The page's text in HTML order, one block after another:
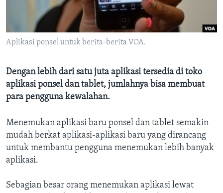
Aplikasi ponsel untuk berita-berita VOA.
Dengan lebih dari satu juta aplikasi tersedia di toko
aplikasi ponsel dan tablet, jumlahnya bisa membuat
para pengguna kewalahan.
Menemukan aplikasi baru ponsel dan tablet semakin
mudah berkat aplikasi-aplikasi baru yang dirancang
untuk membantu pengguna menemukan lebih banyak
aplikasi.
Sebagian besar orang menemukan aplikasi lewat